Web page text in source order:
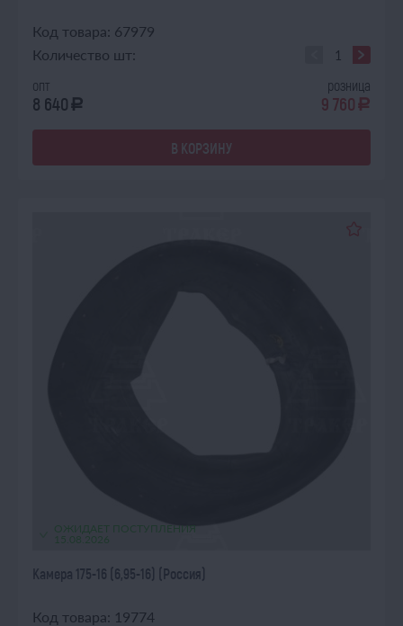
Код товара: 67979
Количество шт:
опт
8 640 a
розница
9 760 a
В КОРЗИНУ
ОЖИДАЕТ ПОСТУПЛЕНИЯ
15.08.2026
Камера 175-16 (6,95-16) (Россия)
Код товара: 19774